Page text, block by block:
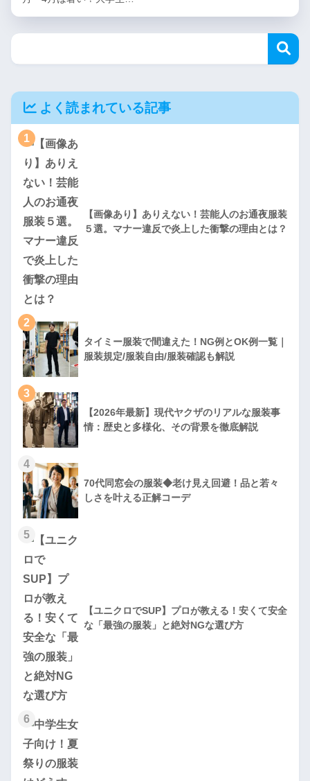
よく読まれている記事
1
【画像あり】ありえない！芸能人のお通夜服装
５選。マナー違反で炎上した衝撃の理由とは？
2
タイミー服装で間違えた！NG例とOK例一覧｜
服装規定/服装自由/服装確認も解説
3
【2026年最新】現代ヤクザのリアルな服装事
情：歴史と多様化、その背景を徹底解説
4
70代同窓会の服装◆老け見え回避！品と若々
しさを叶える正解コーデ
5
【ユニクロでSUP】プロが教える！安くて安全
な「最強の服装」と絶対NGな選び方
6